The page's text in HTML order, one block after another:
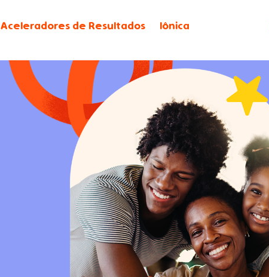
Aceleradores de Resultados Iônica